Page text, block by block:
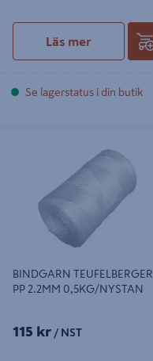
Läs mer
Se lagerstatus i din butik
2.2MM 0,5KG/NYSTAN
BINDGARN TEUFELBERGER
PP 2.2MM 0,5KG/NYSTAN
115 kr / NST